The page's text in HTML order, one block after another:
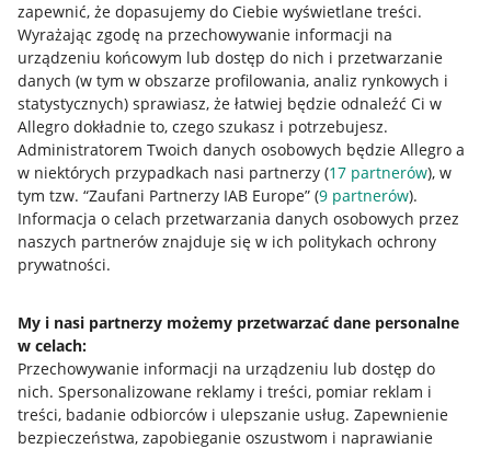
zapewnić, że dopasujemy do Ciebie wyświetlane treści.
Wyrażając zgodę na przechowywanie informacji na
urządzeniu końcowym lub dostęp do nich i przetwarzanie
danych (w tym w obszarze profilowania, analiz rynkowych i
statystycznych) sprawiasz, że łatwiej będzie odnaleźć Ci w
Allegro dokładnie to, czego szukasz i potrzebujesz.
Administratorem Twoich danych osobowych będzie Allegro a
w niektórych przypadkach nasi partnerzy (17 partnerów), w
tym tzw. “Zaufani Partnerzy IAB Europe” (9 partnerów).
Informacja o celach przetwarzania danych osobowych przez
naszych partnerów znajduje się w ich politykach ochrony
prywatności.
My i nasi partnerzy możemy przetwarzać dane personalne
w celach:
Przechowywanie informacji na urządzeniu lub dostęp do
nich. Spersonalizowane reklamy i treści, pomiar reklam i
treści, badanie odbiorców i ulepszanie usług. Zapewnienie
bezpieczeństwa, zapobieganie oszustwom i naprawianie
Przydatne informacje
Jak to działa
Allegro Gadane dla sprzedających
Allegro Gadane dla kupujących
Mapa miejscowości